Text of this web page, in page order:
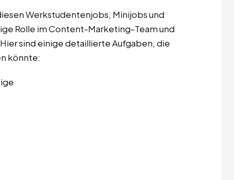
Werkstudentenjobs, Minijobs und
Rolle im Content-Marketing-Team und
sind einige detaillierte Aufgaben, die
könnte: